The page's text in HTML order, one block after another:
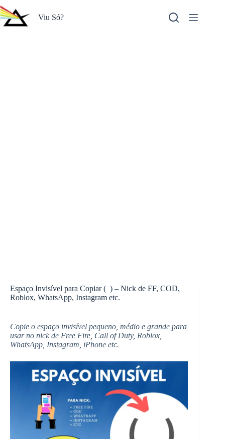
Pular
para
o
Viu Só?
Espaço Invisível para Copiar ( ) – Nick de FF, COD,
Roblox, WhatsApp, Instagram etc.
Copie o espaço invisível pequeno, médio e grande para
usar no nick de Free Fire, Call of Duty, Roblox,
WhatsApp, Instagram, iPhone etc.